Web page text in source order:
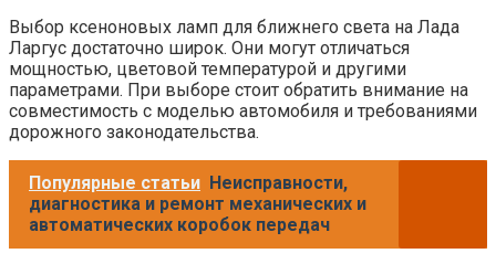
Выбор ксеноновых ламп для ближнего света на Лада
Ларгус достаточно широк. Они могут отличаться
мощностью, цветовой температурой и другими
параметрами. При выборе стоит обратить внимание на
совместимость с моделью автомобиля и требованиями
дорожного законодательства.
Популярные статьи Неисправности,
диагностика и ремонт механических и
автоматических коробок передач